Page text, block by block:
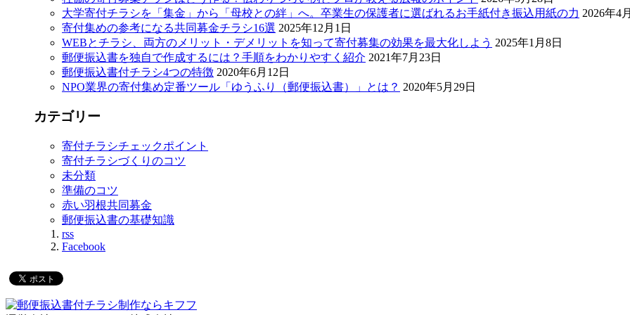
大学寄付チラシを「集金」から「母校との絆」へ。卒業生の保護者に選ばれるお手紙付き振込用紙の力 2026年4
寄付集めの参考になる共同募金チラシ16選 2025年12月1日
WEBとチラシ、両方のメリット・デメリットを知って寄付募集の効果を最大化しよう 2025年1月8日
郵便振込書を独自で作成するには？手順をわかりやすく紹介 2021年7月23日
郵便振込書付チラシ4つの特徴 2020年6月12日
NPO業界の寄付集め定番ツール「ゆうふり（郵便振込書）」とは？ 2020年5月29日
カテゴリー
寄付チラシチェックポイント
寄付チラシづくりのコツ
未分類
準備のコツ
赤い羽根共同募金
郵便振込書の基礎知識
rss
Facebook